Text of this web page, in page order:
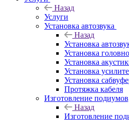
Назад
Услуги
Установка автозвука
Назад
Установка
Установка
Установка
Установка
Установка
Протяжка кабеля
Изготовление
Назад
Изготовление